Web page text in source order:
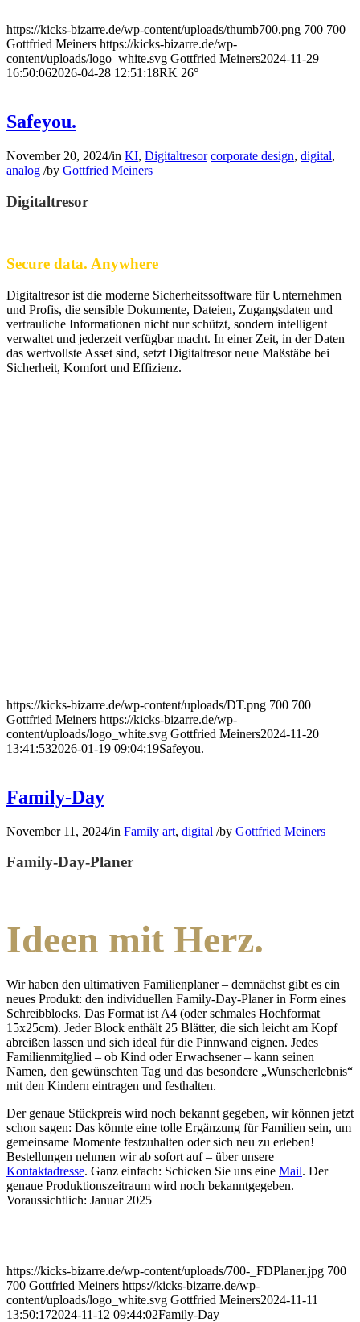
https://kicks-bizarre.de/wp-content/uploads/thumb700.png 700 700
Gottfried Meiners https://kicks-bizarre.de/wp-
content/uploads/logo_white.svg Gottfried Meiners2024-11-29
16:50:062026-04-28 12:51:18RK 26°
Safeyou.
November 20, 2024/in KI, Digitaltresor corporate design, digital,
analog /by Gottfried Meiners
Digitaltresor
Secure data. Anywhere
Digitaltresor ist die moderne Sicherheitssoftware für Unternehmen
und Profis, die sensible Dokumente, Dateien, Zugangsdaten und
vertrauliche Informationen nicht nur schützt, sondern intelligent
verwaltet und jederzeit verfügbar macht. In einer Zeit, in der Daten
das wertvollste Asset sind, setzt Digitaltresor neue Maßstäbe bei
Sicherheit, Komfort und Effizienz.
https://kicks-bizarre.de/wp-content/uploads/DT.png 700 700
Gottfried Meiners https://kicks-bizarre.de/wp-
content/uploads/logo_white.svg Gottfried Meiners2024-11-20
13:41:532026-01-19 09:04:19Safeyou.
Family-Day
November 11, 2024/in Family art, digital /by Gottfried Meiners
Family-Day-Planer
Ideen mit Herz.
Wir haben den ultimativen Familienplaner – demnächst gibt es ein
neues Produkt: den individuellen Family-Day-Planer in Form eines
Schreibblocks. Das Format ist A4 (oder schmales Hochformat
15x25cm). Jeder Block enthält 25 Blätter, die sich leicht am Kopf
abreißen lassen und sich ideal für die Pinnwand eignen. Jedes
Familienmitglied – ob Kind oder Erwachsener – kann seinen
Namen, den gewünschten Tag und das besondere „Wunscherlebnis“
mit den Kindern eintragen und festhalten.
Der genaue Stückpreis wird noch bekannt gegeben, wir können jetzt
schon sagen: Das könnte eine tolle Ergänzung für Familien sein, um
gemeinsame Momente festzuhalten oder sich neu zu erleben!
Bestellungen nehmen wir ab sofort auf – über unsere
Kontaktadresse. Ganz einfach: Schicken Sie uns eine Mail. Der
genaue Produktionszeitraum wird noch bekanntgegeben.
Voraussichtlich: Januar 2025
https://kicks-bizarre.de/wp-content/uploads/700-_FDPlaner.jpg 700
700 Gottfried Meiners https://kicks-bizarre.de/wp-
content/uploads/logo_white.svg Gottfried Meiners2024-11-11
13:50:172024-11-12 09:44:02Family-Day